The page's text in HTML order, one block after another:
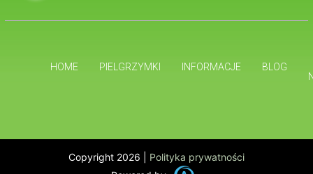
HOME PIELGRZYMKI INFORMACJE
BLOG
Copyright 2026 | Polityka prywatności